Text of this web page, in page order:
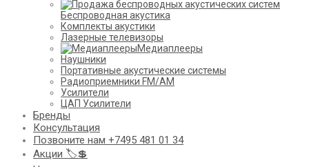
Беспроводная акустика
Комплекты акустики
Лазерные телевизоры
Медиаплееры
Наушники
Портативные акустические системы
Радиоприемники FM/AM
Усилители
ЦАП Усилители
Бренды
Консультация
Позвоните нам +7495 481 01 34
Акции 🏷️💲